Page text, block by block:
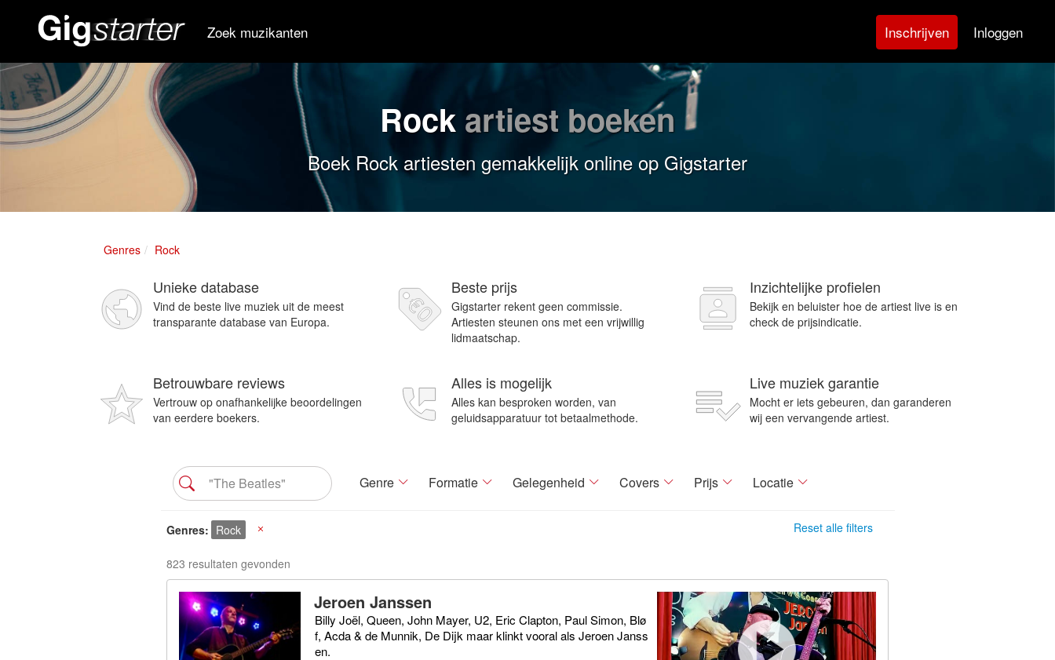
Zoek muzikanten Inschrijven Inloggen
Rock artiest boeken
Boek Rock artiesten gemakkelijk online op Gigstarter
Genres Rock
Unieke database
Vind de beste live muziek uit de meest
transparante database van Europa.
Beste prijs
Gigstarter rekent geen commissie.
Artiesten steunen ons met een vrijwillig
lidmaatschap.
Inzichtelijke profielen
Bekijk en beluister hoe de artiest live is en
check de prijsindicatie.
Betrouwbare reviews
Vertrouw op onafhankelijke beoordelingen
van eerdere boekers.
Alles is mogelijk
Alles kan besproken worden, van
geluidsapparatuur tot betaalmethode.
Live muziek garantie
Mocht er iets gebeuren, dan garanderen
wij een vervangende artiest.
Genre Formatie Gelegenheid Covers Prijs Locatie
Reset alle filters
Genres Rock
823 resultaten gevonden
Jeroen Janssen
Billy Joël, Queen, John Mayer, U2, Eric Clapton, Paul Simon, Blø
f, Acda & de Munnik, De Dijk maar klinkt vooral als Jeroen Janss
en.